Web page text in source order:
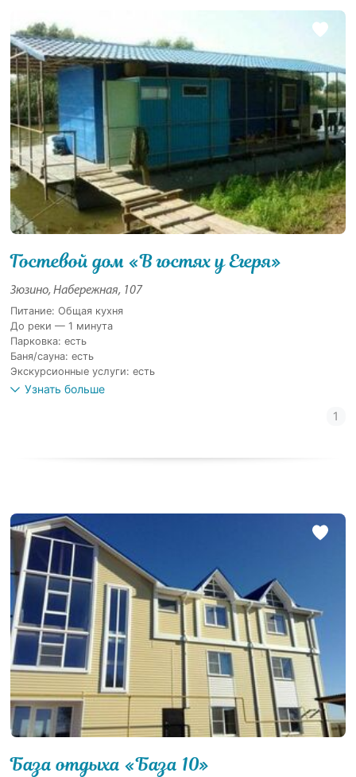
Гостевой дом «В гостях у Егеря»
Зюзино, Набережная, 107
Питание: Общая кухня
До реки — 1 минута
Парковка: есть
Баня/сауна: есть
Экскурсионные услуги: есть
Узнать больше
База отдыха «База 10»